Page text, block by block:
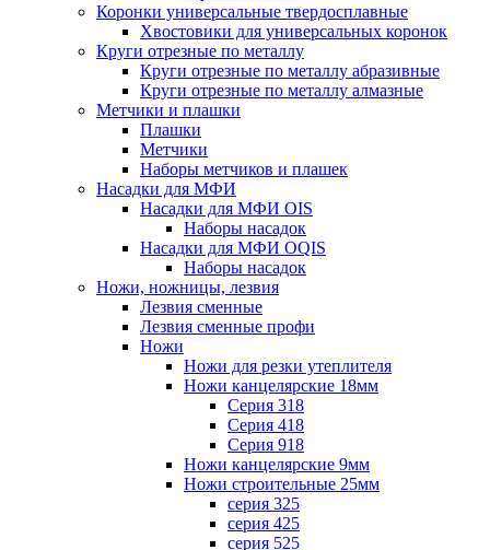
Коронки универсальные твердосплавные
Хвостовики для универсальных коронок
Круги отрезные по металлу
Круги отрезные по металлу абразивные
Круги отрезные по металлу алмазные
Метчики и плашки
Плашки
Метчики
Наборы метчиков и плашек
Насадки для МФИ
Насадки для МФИ OIS
Наборы насадок
Насадки для МФИ OQIS
Наборы насадок
Ножи, ножницы, лезвия
Лезвия сменные
Лезвия сменные профи
Ножи
Ножи для резки утеплителя
Ножи канцелярские 18мм
Серия 318
Серия 418
Серия 918
Ножи канцелярские 9мм
Ножи строительные 25мм
серия 325
серия 425
серия 525